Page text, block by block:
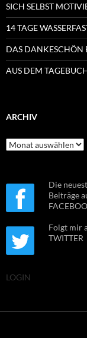
SICH SELBST
14 TAGE
DAS DANKESCHÖN
AUS DEM
ARCHIV
Archiv
Die
Beiträge
Folgt mir
TWITTER
LOGIN